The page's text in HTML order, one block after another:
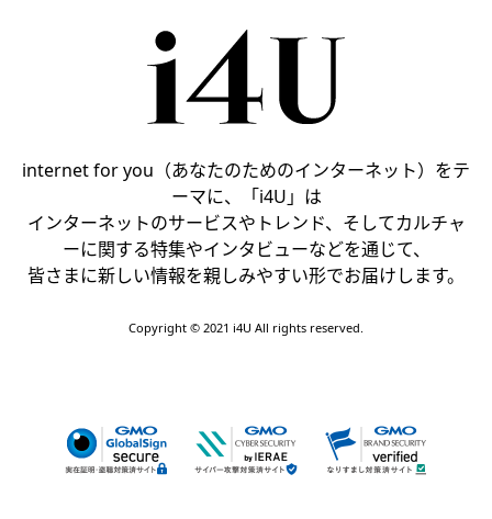
internet for you（あなたのためのインターネット）をテ
ーマに、「i4U」は
インターネットのサービスやトレンド、そしてカルチャ
ーに関する特集やインタビューなどを通じて、
皆さまに新しい情報を親しみやすい形でお届けします。
Copyright © 2021 i4U All rights reserved.